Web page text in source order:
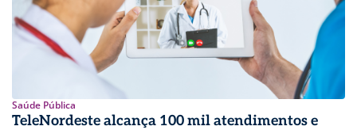
Saúde Pública
TeleNordeste alcança 100 mil atendimentos e